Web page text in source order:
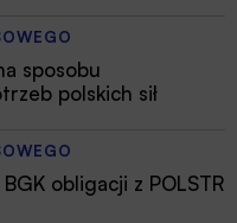
sposobu
polskich sił
obligacji z POLSTR